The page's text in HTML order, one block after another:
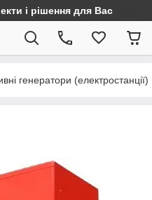
і рішення для Вас
генератори (електростанції)